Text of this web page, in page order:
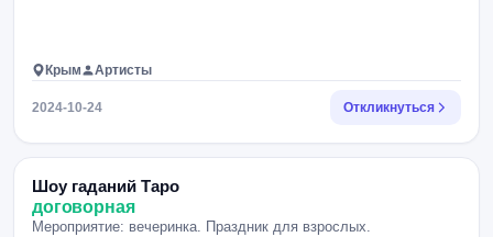
Крым Артисты
2024-10-24 Откликнуться
Шоу гаданий Таро
договорная
Мероприятие: вечеринка. Праздник для взрослых.